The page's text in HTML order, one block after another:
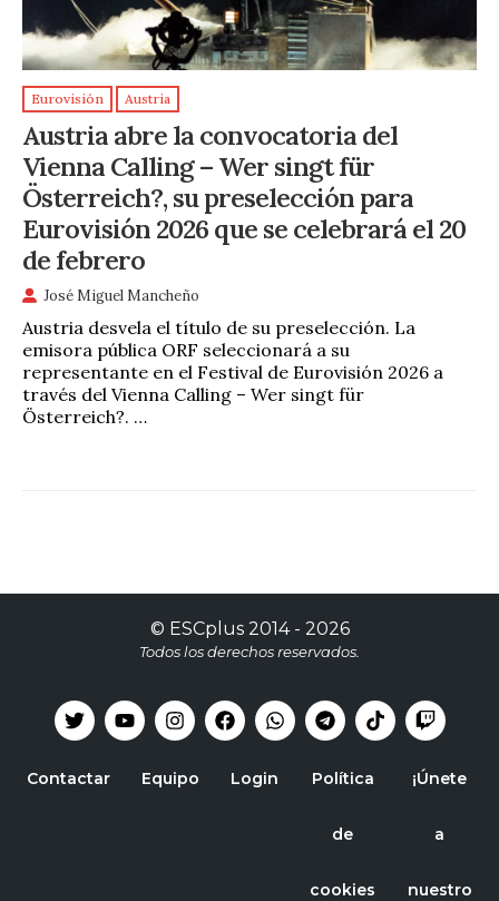
Eurovisión Austria
Austria abre la convocatoria del
Vienna Calling – Wer singt für
Österreich?, su preselección para
Eurovisión 2026 que se celebrará el 20
de febrero
José Miguel Mancheño
Austria desvela el título de su preselección. La
emisora pública ORF seleccionará a su
representante en el Festival de Eurovisión 2026 a
través del Vienna Calling – Wer singt für
Österreich?. …
© ESCplus2014 - 2026
Todos los derechos reservados.
Contactar Equipo Login Política
de
cookies
¡Únete
a
nuestro